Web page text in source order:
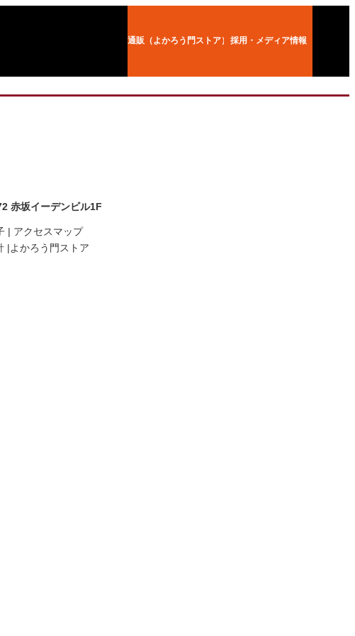
通販（よかろう門ストア） 採用・メディア情報
赤坂イーデンビル1F
| アクセスマップ
|よかろう門ストア